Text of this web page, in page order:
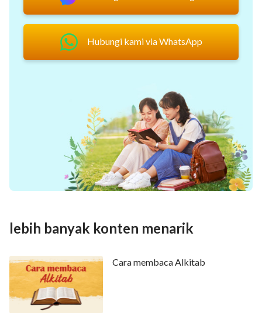
Hubungi kami via WhatsApp
lebih banyak konten menarik
Cara membaca Alkitab